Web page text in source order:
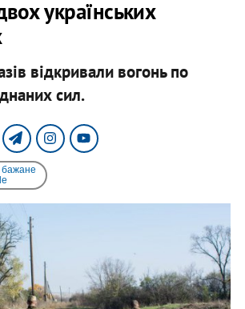
українських
відкривали вогонь по
сил.
бажане